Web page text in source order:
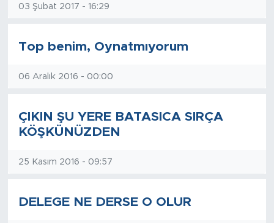
03 Şubat 2017 - 16:29
Top benim, Oynatmıyorum
06 Aralık 2016 - 00:00
ÇIKIN ŞU YERE BATASICA SIRÇA
KÖŞKÜNÜZDEN
25 Kasım 2016 - 09:57
DELEGE NE DERSE O OLUR